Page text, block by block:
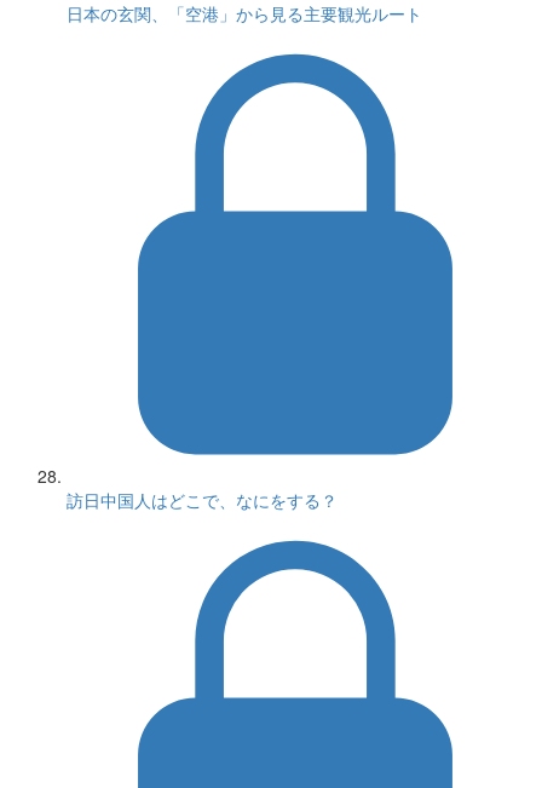
日本の玄関、「空港」から見る主要観光ルート
訪日中国人はどこで、なにをする？